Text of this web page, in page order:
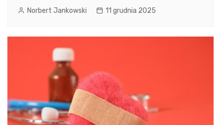
Norbert Jankowski 11 grudnia 2025